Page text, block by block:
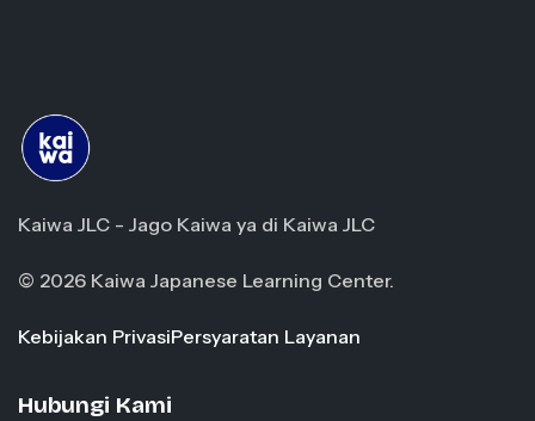
Kaiwa JLC - Jago Kaiwa ya di Kaiwa JLC
© 2026 Kaiwa Japanese Learning Center.
Kebijakan PrivasiPersyaratan Layanan
Hubungi Kami